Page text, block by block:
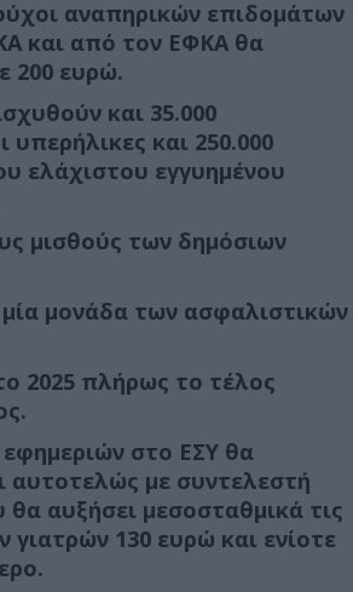
αναπηρικών επιδομάτων
και από τον ΕΦΚΑ θα
200 ευρώ.
και 35.000
υπερήλικες και 250.000
ελάχιστου εγγυημένου
μισθούς των δημόσιων
μονάδα των ασφαλιστικών
2025 πλήρως το τέλος
στο ΕΣΥ θα
αυτοτελώς με συντελεστή
θα αυξήσει μεσοσταθμικά τις
130 ευρώ και ενίοτε